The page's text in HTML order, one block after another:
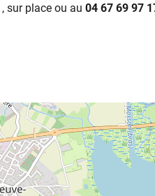
, sur place ou au 04 67 69 97